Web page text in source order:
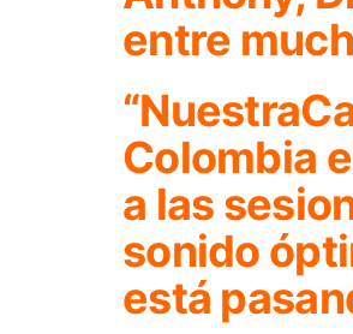
entre
Colombia
a las
sonido
está